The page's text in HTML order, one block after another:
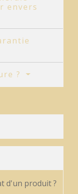
envers
?
d'un produit ?